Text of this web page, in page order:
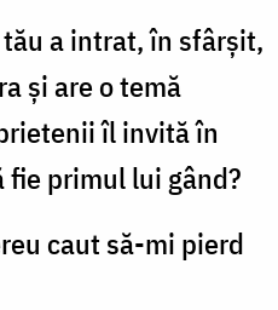
a intrat, în sfârşit,
şi are o temă
îl invită în
fie primul lui gând?
caut să-mi pierd